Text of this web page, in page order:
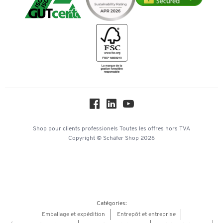
Durabilité
Histoire
Bancontact
Shop pour clients professionels Toutes les offres hors TVA
Copyright © Schäfer Shop 2026
Catégories:
Emballage et expédition
Entrepôt et entreprise